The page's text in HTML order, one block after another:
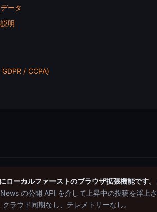
ータ
明
/ CCPA)
ローカルファーストのブラウザ拡張機能です。
の公開 API を介して上昇中の投稿を浮上
ラウド同期なし、テレメトリーなし。